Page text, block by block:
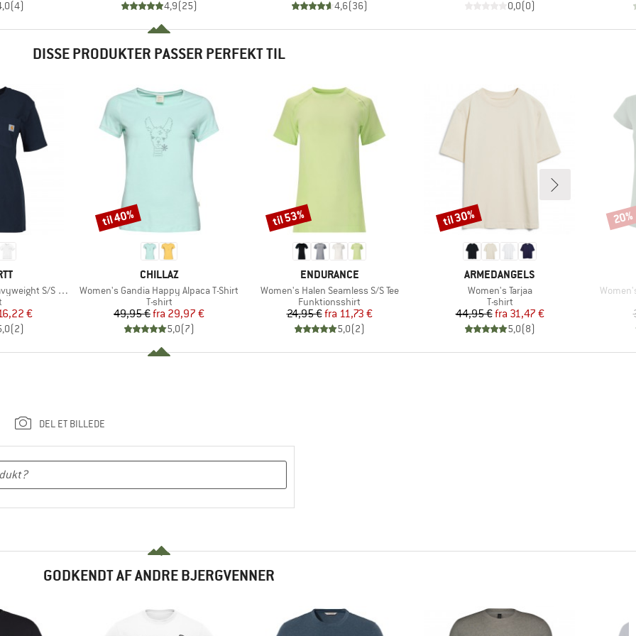
(4) 4,9(25) 4,6(36) 0,0(0)
DISSE PRODUKTER PASSER PERFEKT TIL
S Pocket Cotton
pris
€
(2)
MÆRKE
CHILLAZ
Artikel
Women's Gandia Happy Alpaca T-Shirt
Produktgruppe
T-shirt
Pris
49,95 € Nedsat pris
fra 29,97 €
5,0(7)
Rabat
til 40%
MÆRKE
ENDURANCE
Artikel
Women's Halen Seamless S/S Tee
Produktgruppe
Funktionsshirt
Pris
24,95 € Nedsat pris
fra 11,73 €
5,0(2)
Rabat
til 53%
MÆRKE
ARMEDANGELS
Artikel
Women's Tarjaa
Produktgruppe
T-shirt
Pris
44,95 € Nedsat pris
fra 31,47 €
5,0(8)
Rabat
til 30%
Artikel
Rabat
20%
DEL ET BILLEDE
GODKENDT AF ANDRE BJERGVENNER